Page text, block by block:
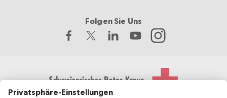
Folgen Sie Uns